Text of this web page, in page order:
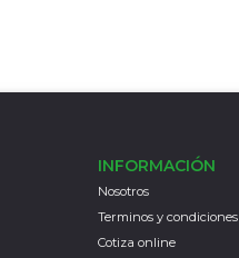
INFORMACIÓN
Nosotros
Terminos y condiciones
Cotiza online